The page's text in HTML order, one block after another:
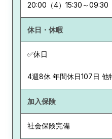
20:00（4）15:30～09:30
休日・休暇
✅休日
4週8休 年間休日107日 他
加入保険
社会保険完備